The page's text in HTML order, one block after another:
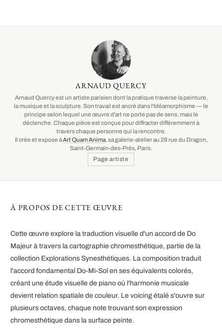
ARNAUD QUERCY
Arnaud Quercy est un artiste parisien dont la pratique traverse la peinture,
la musique et la sculpture. Son travail est ancré dans l'Idéamorphisme — le
principe selon lequel une œuvre d'art ne porte pas de sens, mais le
déclenche. Chaque pièce est conçue pour diffracter différemment à
travers chaque personne qui la rencontre.
Il crée et expose àArt Quam Anima, sa galerie-atelier au 28 rue du Dragon,
Saint-Germain-des-Prés, Paris.
Page artiste
À PROPOS DE CETTE ŒUVRE
Cette œuvre explore la traduction visuelle d'un accord de Do
Majeur à travers la cartographie chromesthétique, partie de la
collection Explorations Synesthétiques. La composition traduit
l'accord fondamental Do-Mi-Sol en ses équivalents colorés,
créant une étude visuelle de piano où l'harmonie musicale
devient relation spatiale de couleur. Le voicing étalé s'ouvre sur
plusieurs octaves, chaque note trouvant son expression
chromesthétique dans la surface peinte.